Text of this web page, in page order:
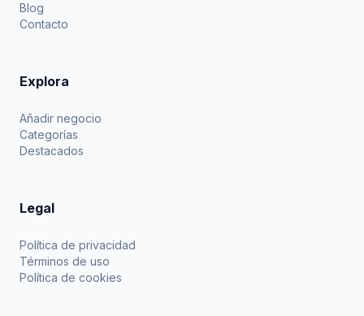
Blog
Contacto
Explora
Añadir negocio
Categorías
Destacados
Legal
Política de privacidad
Términos de uso
Política de cookies